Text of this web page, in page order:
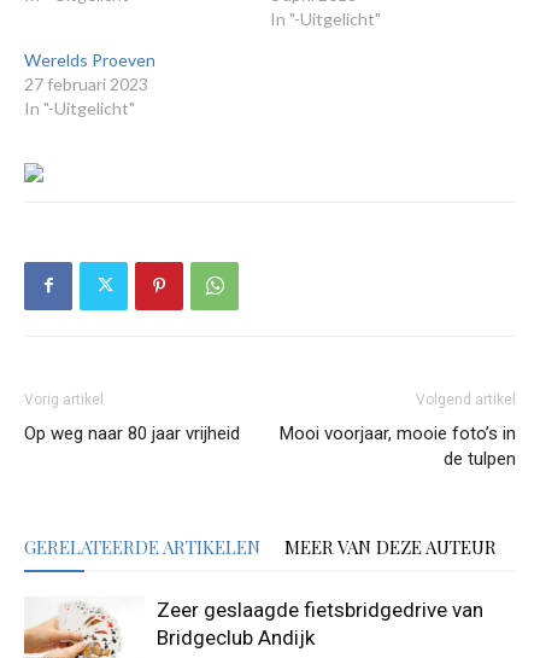
In "-Uitgelicht"
Werelds Proeven
27 februari 2023
In "-Uitgelicht"
Vorig artikel
Op weg naar 80 jaar vrijheid
Volgend artikel
Mooi voorjaar, mooie foto’s in
de tulpen
GERELATEERDE ARTIKELEN MEER VAN DEZE AUTEUR
Zeer geslaagde fietsbridgedrive van
Bridgeclub Andijk